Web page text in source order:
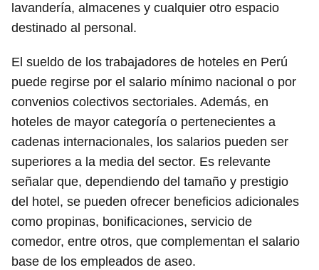
lavandería, almacenes y cualquier otro espacio
destinado al personal.
El sueldo de los trabajadores de hoteles en Perú
puede regirse por el salario mínimo nacional o por
convenios colectivos sectoriales. Además, en
hoteles de mayor categoría o pertenecientes a
cadenas internacionales, los salarios pueden ser
superiores a la media del sector. Es relevante
señalar que, dependiendo del tamaño y prestigio
del hotel, se pueden ofrecer beneficios adicionales
como propinas, bonificaciones, servicio de
comedor, entre otros, que complementan el salario
base de los empleados de aseo.